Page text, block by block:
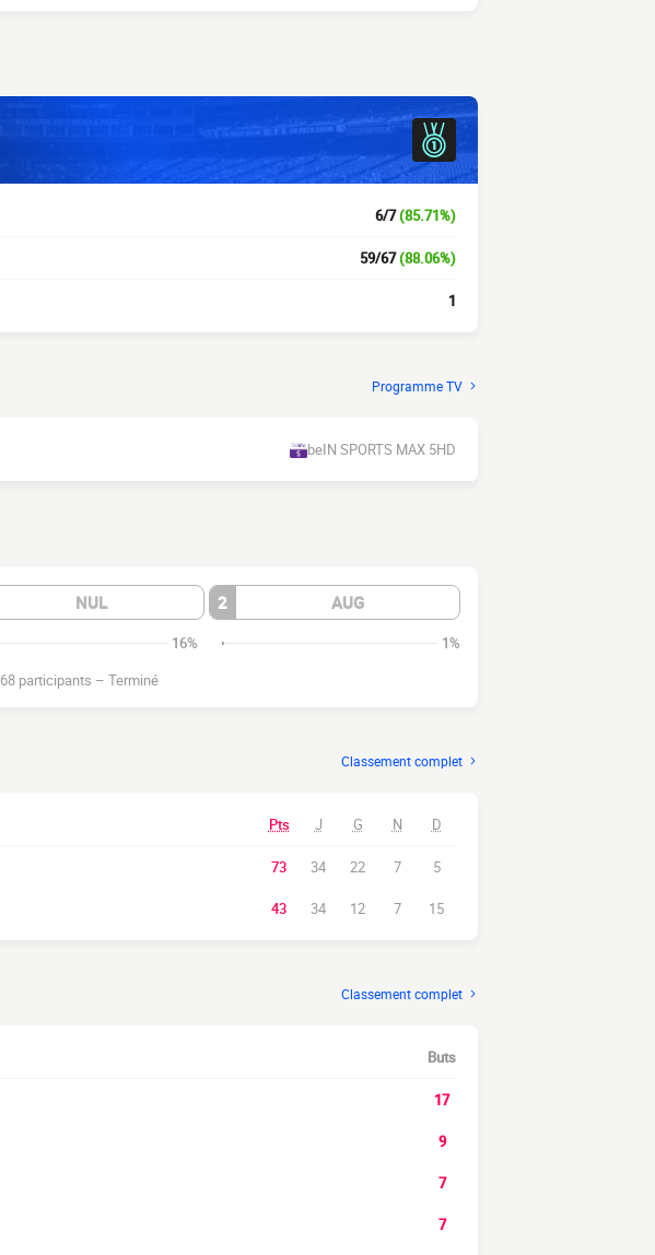
6/7(85.71%)
59/67(88.06%)
1
Programme TV
beIN SPORTS MAX 5HD
NUL 2 AUG
16%
1%
68 participants – Terminé
Classement complet
Pts J G N D
73 34 22 7 5
43 34 12 7 15
Classement complet
Buts
17
9
7
7